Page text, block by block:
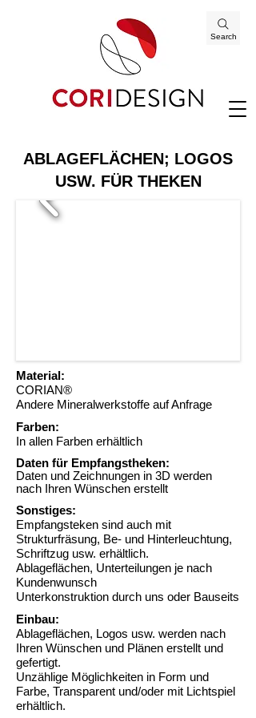
Search
ABLAGEFLÄCHEN; LOGOS
USW. FÜR THEKEN
Material:
CORIAN®
Andere Mineralwerkstoffe auf Anfrage
Farben:
In allen Farben erhältlich
Daten für Empfangstheken:
Daten und Zeichnungen in 3D werden
nach Ihren Wünschen erstellt
Sonstiges:
Empfangsteken sind auch mit
Strukturfräsung, Be- und Hinterleuchtung,
Schriftzug usw. erhältlich.
Ablageflächen, Unterteilungen je nach
Kundenwunsch
Unterkonstruktion durch uns oder Bauseits
Einbau:
Ablageflächen, Logos usw. werden nach
Ihren Wünschen und Plänen erstellt und
gefertigt.
Unzählige Möglichkeiten in Form und
Farbe, Transparent und/oder mit Lichtspiel
erhältlich.